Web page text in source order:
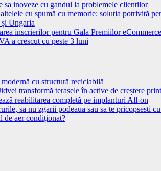
sa inoveze cu gandul la problemele clientilor
cu spumă cu memorie: soluția potrivită
Ungaria
inscrierilor pentru Gala Premiilor
a crescut cu peste 3 luni
cu structură reciclabilă
transformă terasele în active de creștere
reabilitarea completă pe implanturi All-on
sa nu zgarii podeaua sau sa te pricopsesti
de aer condiționat?